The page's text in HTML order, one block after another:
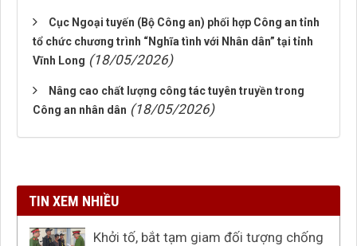
Cục Ngoại tuyến (Bộ Công an) phối hợp Công an tỉnh
tổ chức chương trình “Nghĩa tình với Nhân dân” tại tỉnh
Vĩnh Long (18/05/2026)
Nâng cao chất lượng công tác tuyên truyền trong
Công an nhân dân (18/05/2026)
TIN XEM NHIỀU
Khởi tố, bắt tạm giam đối tượng chống